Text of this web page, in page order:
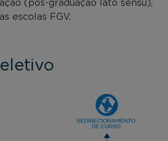
(pós-graduação lato sensu),
escolas FGV.